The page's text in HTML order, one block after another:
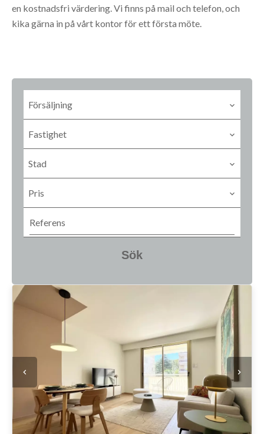
en kostnadsfri värdering. Vi finns på mail och telefon, och
kika gärna in på vårt kontor för ett första möte.
Försäljning
Fastighet
Stad
Pris
Sök